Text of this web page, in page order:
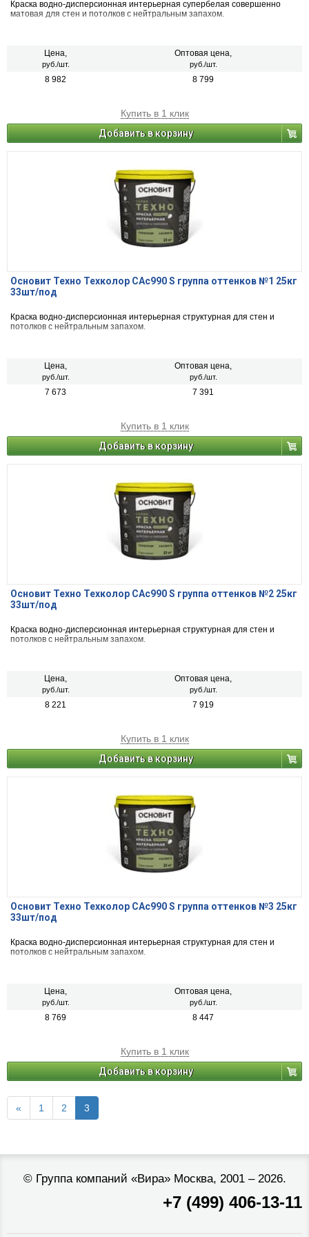
Краска водно-дисперсионная интерьерная супербелая совершенно
матовая для стен и потолков с нейтральным запахом.
Цена,
руб./шт.
Оптовая цена,
руб./шт.
8 982 8 799
Купить в 1 клик
Добавить в корзину
Основит Техно Техколор САс990 S группа оттенков №1 25кг
33шт/под
Краска водно-дисперсионная интерьерная структурная для стен и
потолков с нейтральным запахом.
Цена,
руб./шт.
Оптовая цена,
руб./шт.
7 673 7 391
Купить в 1 клик
Добавить в корзину
Основит Техно Техколор САс990 S группа оттенков №2 25кг
33шт/под
Краска водно-дисперсионная интерьерная структурная для стен и
потолков с нейтральным запахом.
Цена,
руб./шт.
Оптовая цена,
руб./шт.
8 221 7 919
Купить в 1 клик
Добавить в корзину
Основит Техно Техколор САс990 S группа оттенков №3 25кг
33шт/под
Краска водно-дисперсионная интерьерная структурная для стен и
потолков с нейтральным запахом.
Цена,
руб./шт.
Оптовая цена,
руб./шт.
8 769 8 447
Купить в 1 клик
Добавить в корзину
« 1 2 3
© Группа компаний «Вира»Москва, 2001 – 2026.
+7 (499) 406-13-11